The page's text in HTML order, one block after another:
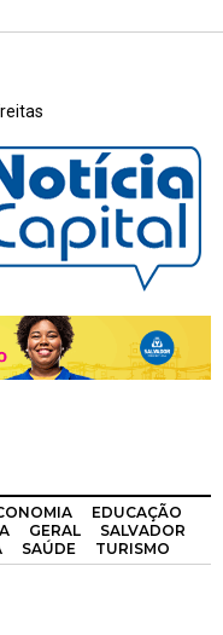
EDUCAÇÃO
GERAL
SALVADOR
SAÚDE TURISMO